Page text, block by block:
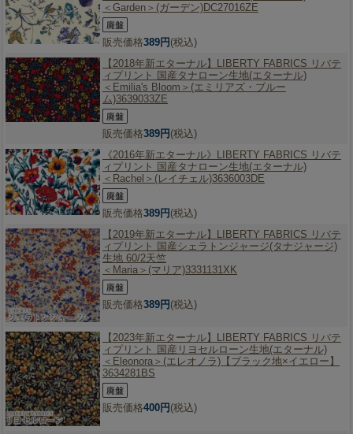
＜Garden＞(ガーデン)DC27016ZE
販売価格389円(税込)
【2018年新エターナル】 LIBERTY FABRICS リバテ
ィプリント 国産タナローン生地(エターナル)
＜Emilia's Bloom＞(エミリアズ・ブルー
ム)3639033ZE
販売価格389円(税込)
《2016年新エターナル》 LIBERTY FABRICS リバテ
ィプリント 国産タナローン生地(エターナル)
＜Rachel＞(レイチェル)3636003DE
販売価格389円(税込)
【2019年新エターナル】 LIBERTY FABRICS リバテ
ィプリント 国産シェラトンジャージ(タナジャージ)
生地 60/2天竺
＜Maria＞(マリア)3331131XK
販売価格389円(税込)
【2023年新エターナル】 LIBERTY FABRICS リバテ
ィプリント 国産リヨセルローン生地(エターナル)
＜Eleonora＞(エレオノラ)【ブラック地×イエロー】
3634281BS
販売価格400円(税込)